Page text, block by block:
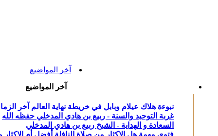
آخر المواضيع
آخر المواضيع
نبوءة هلاك عيلام وبابل في خريطة نهاية العالم آخر
غربة التوحيد والسنة - ربيع بن هادي المدخلي حفظه الله
السعادة و الهداية - الشيخ ربيع بن هادي المدخلي
فتوى مهمة هل الإكثار من صلاة النافلة أفضل أم الإكثار